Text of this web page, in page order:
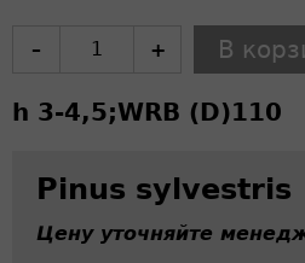
– +
h 3-4,5;WRB (D)110
Pinus sylvestris
Цену уточняйте